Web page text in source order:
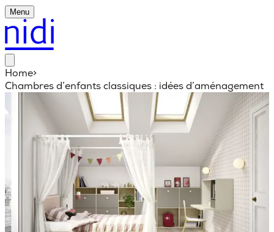
Menu
Home>
Chambres d’enfants classiques : idées d’aménagement